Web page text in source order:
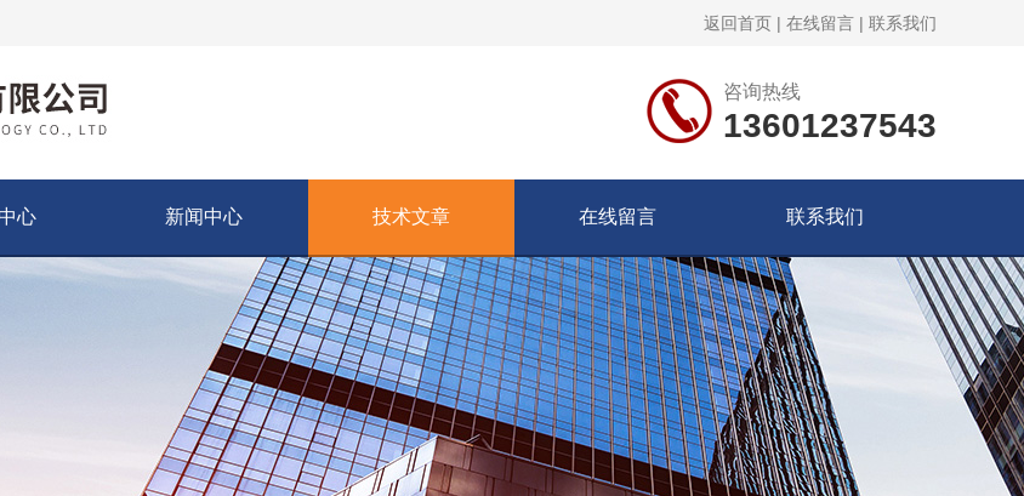
返回首页 | 在线留言 | 联系我们
咨询热线
13601237543
心 新闻中心 技术文章 在线留言 联系我们